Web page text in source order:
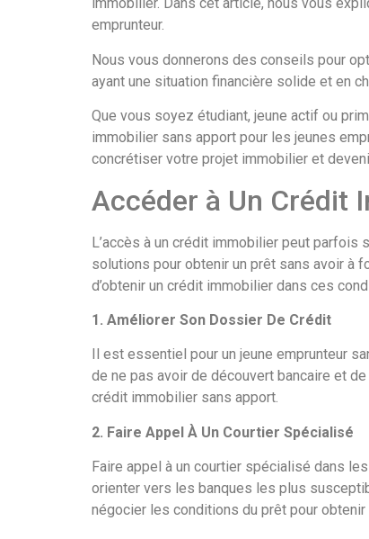
immobilier. Dans cet article, nous vous
emprunteur.
Nous vous donnerons des conseils pour
ayant une situation financière solide et en
Que vous soyez étudiant, jeune actif ou
immobilier sans apport pour les jeunes
concrétiser votre projet immobilier et
Accéder à Un Crédit
L’accès à un crédit immobilier peut parfois
solutions pour obtenir un prêt sans avoir à
d’obtenir un crédit immobilier dans ces
1. Améliorer Son Dossier De Crédit
Il est essentiel pour un jeune emprunteur
de ne pas avoir de découvert bancaire et
crédit immobilier sans apport.
2. Faire Appel À Un Courtier Spécialisé
Faire appel à un courtier spécialisé dans
orienter vers les banques les plus
négocier les conditions du prêt pour